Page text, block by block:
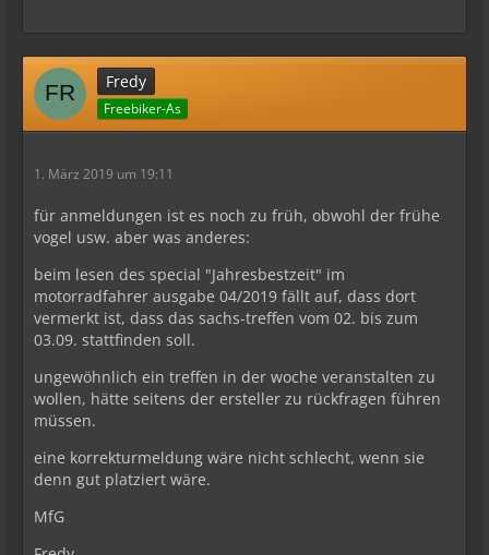
Fredy
Freebiker-As
1. März 2019 um 19:11
für anmeldungen ist es noch zu früh, obwohl der frühe
vogel usw. aber was anderes:
beim lesen des special "Jahresbestzeit" im
motorradfahrer ausgabe 04/2019 fällt auf, dass dort
vermerkt ist, dass das sachs-treffen vom 02. bis zum
03.09. stattfinden soll.
ungewöhnlich ein treffen in der woche veranstalten zu
wollen, hätte seitens der ersteller zu rückfragen führen
müssen.
eine korrekturmeldung wäre nicht schlecht, wenn sie
denn gut platziert wäre.
MfG